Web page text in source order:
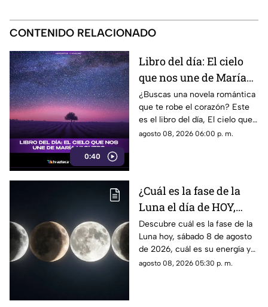
CONTENIDO RELACIONADO
0:40
Libro del día: El cielo
que nos une de María
Vaquero
¿Buscas una novela romántica
que te robe el corazón? Este
es el libro del día, El cielo que
nos une, de María Vaquero.
agosto 08, 2026 06:00 p. m.
¿Cuál es la fase de la
Luna el día de HOY,
sábado 8 de agosto de
2026? Así se verá el
astro durante la noche
Descubre cuál es la fase de la
Luna hoy, sábado 8 de agosto
de 2026, cuál es su energía y
cómo nos podría afectar.
agosto 08, 2026 05:30 p. m.